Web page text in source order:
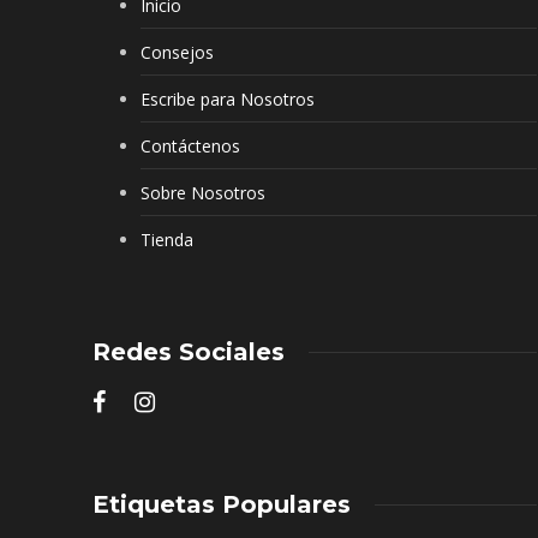
Inicio
Consejos
Escribe para Nosotros
Contáctenos
Sobre Nosotros
Tienda
Redes Sociales
Etiquetas Populares